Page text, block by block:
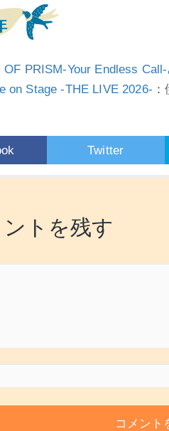
OF PRISM-Your Endless
on Stage -THE LIVE 2026-
Twitter
トを残す